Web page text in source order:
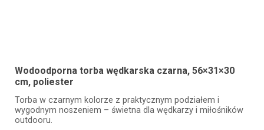
Wodoodporna torba wędkarska czarna, 56×31×30
cm, poliester
Torba w czarnym kolorze z praktycznym podziałem i
wygodnym noszeniem – świetna dla wędkarzy i miłośników
outdooru.